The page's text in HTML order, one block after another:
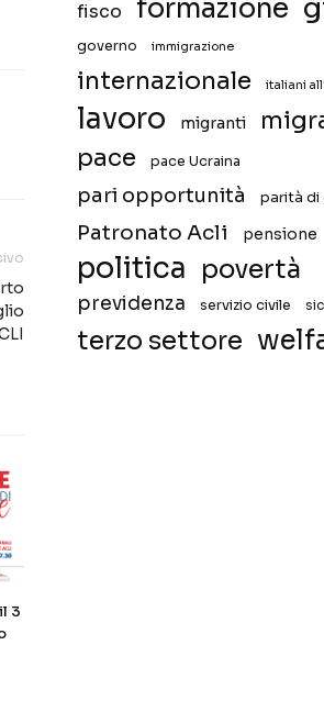
3
fisco formazione
governo immigrazione
internazionale italiani
lavoro migranti
pace
pace Ucraina
pari opportunità parità di
Patronato Acli pensione
politica povertà
previdenza servizio civile
terzo settore